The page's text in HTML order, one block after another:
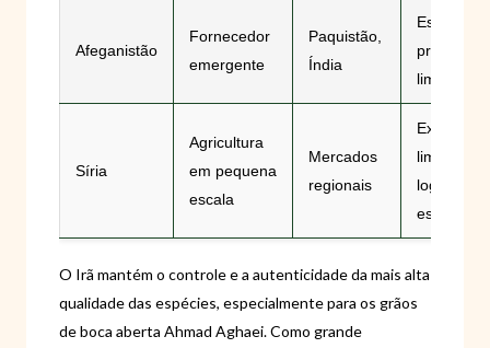
Afeganistão
Fornecedor
emergente
Paquistão,
Índia
Escala e
limitados
Síria
Agricultura
em pequena
escala
Mercados
regionais
limitadas
logística e
O Irã mantém o controle e a autenticidade da mais alta
qualidade das espécies, especialmente para os grãos
de boca aberta Ahmad Aghaei. Como grande